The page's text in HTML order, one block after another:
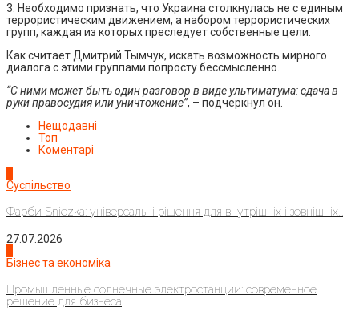
3. Необходимо признать, что Украина столкнулась не с единым
террористическим движением, а набором террористических
групп, каждая из которых преследует собственные цели.
Как считает Дмитрий Тымчук, искать возможность мирного
диалога с этими группами попросту бессмысленно.
“С ними может быть один разговор в виде ультиматума: сдача в
руки правосудия или уничтожение”, – подчеркнул он.
Нещодавні
Топ
Коментарі
Суспільство
Фарби Sniezka: універсальні рішення для внутрішніх і зовнішніх...
27.07.2026
Бізнес та економіка
Промышленные солнечные электростанции: современное
решение для бизнеса